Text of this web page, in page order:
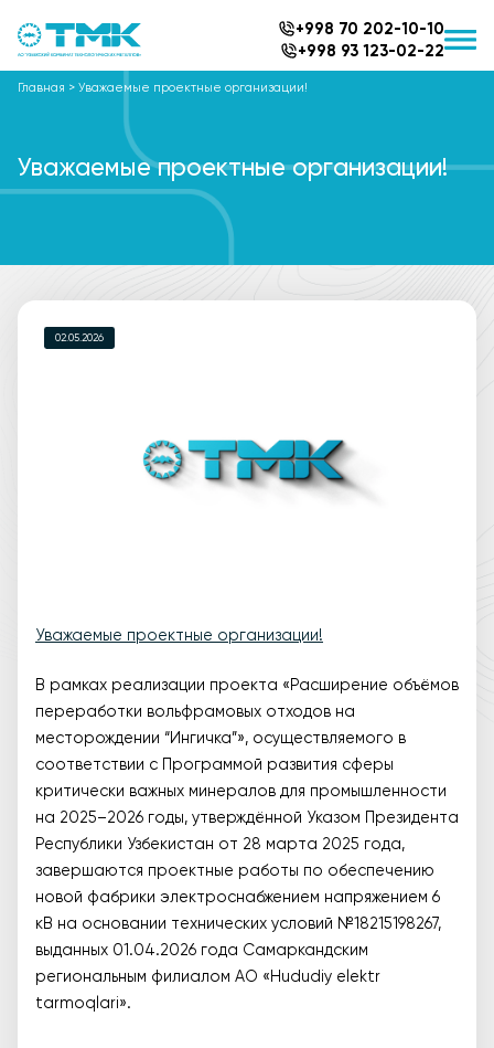
+998 70 202-10-10
+998 93 123-02-22
Главная > Уважаемые проектные организации!
Уважаемые проектные организации!
02.05.2026
Уважаемые проектные организации!
В рамках реализации проекта «Расширение объёмов
переработки вольфрамовых отходов на
месторождении “Ингичка”», осуществляемого в
соответствии с Программой развития сферы
критически важных минералов для промышленности
на 2025–2026 годы, утверждённой Указом Президента
Республики Узбекистан от 28 марта 2025 года,
завершаются проектные работы по обеспечению
новой фабрики электроснабжением напряжением 6
кВ на основании технических условий №18215198267,
выданных 01.04.2026 года Самаркандским
региональным филиалом АО «Hududiy elektr
tarmoqlari».